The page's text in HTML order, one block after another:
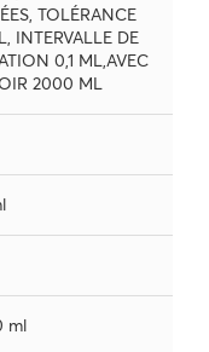
TOLÉRANCE
INTERVALLE DE
0,1 ML,AVEC
2000 ML
ml